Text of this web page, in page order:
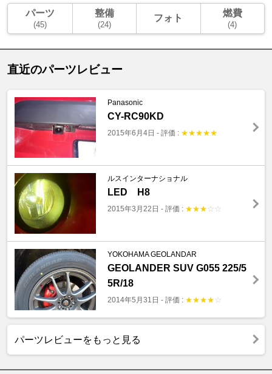
パーツ
(45)
整備
(24)
フォト 燃費
(4)
直近のパーツレビュー
Panasonic
CY-RC90KD
2015年6月4日 - 評価 : ★★★★★
ルスインターナショナル
LED H8
2015年3月22日 - 評価 : ★★★ ☆ ☆
YOKOHAMA GEOLANDAR
GEOLANDER SUV G055 225/5
5R/18
2014年5月31日 - 評価 : ★★★★ ☆
パーツレビューをもっと見る